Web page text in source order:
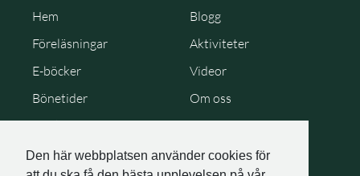
Den här webbplatsen använder cookies för
Hem
Blogg
Föreläsningar
Aktiviteter
E-böcker
Videor
Bönetider
Om oss
Cookie Policy
Personuppgiftspolicy